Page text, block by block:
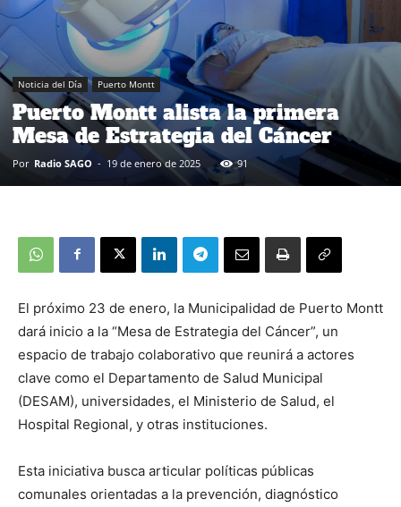
Noticia del Día Puerto Montt
Puerto Montt alista la primera
Mesa de Estrategia del Cáncer
Por Radio SAGO - 19 de enero de 2025 91
El próximo 23 de enero, la Municipalidad de Puerto Montt
dará inicio a la “Mesa de Estrategia del Cáncer”, un
espacio de trabajo colaborativo que reunirá a actores
clave como el Departamento de Salud Municipal
(DESAM), universidades, el Ministerio de Salud, el
Hospital Regional, y otras instituciones.
Esta iniciativa busca articular políticas públicas
comunales orientadas a la prevención, diagnóstico